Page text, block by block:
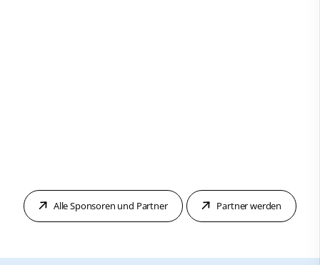
Alle Sponsoren und Partner Partner werden